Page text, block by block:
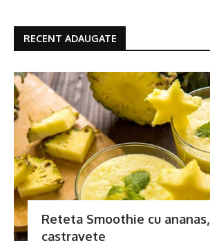
RECENT ADAUGATE
Reteta Smoothie cu
castravete